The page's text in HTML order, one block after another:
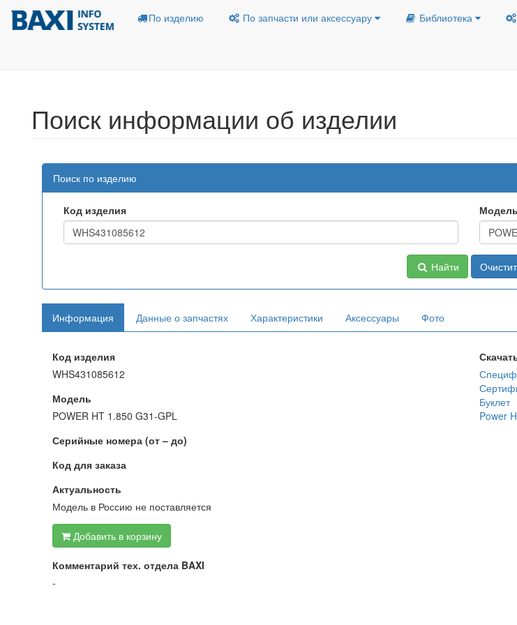
По изделию По запчасти или аксессуару Библиотека
Поиск информации об изделии
Поиск по изделию
Код изделия Модель
Найти
Информация Данные о запчастях Характеристики Аксессуары Фото
Код изделия
WHS431085612
Модель
POWER HT 1.850 G31-GPL
Серийные номера (от – до)
Код для заказа
Актуальность
Модель в Россию не поставляется
Добавить в корзину
Буклет
Power
Комментарий тех. отдела BAXI
-